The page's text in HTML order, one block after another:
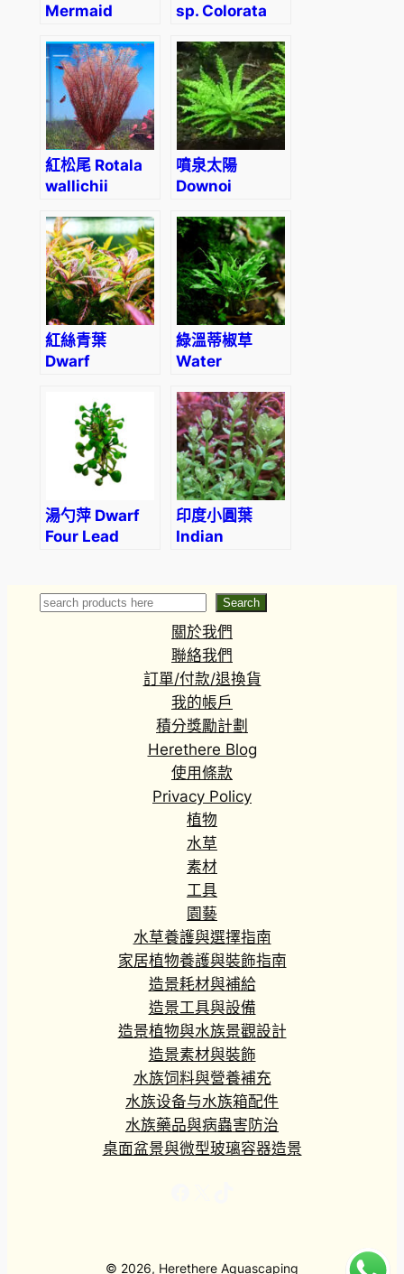
Mermaid
(Proserpinaca
palustris)
sp. Colorata
紅松尾 Rotala
wallichii
噴泉太陽
Downoi
helferi)
紅絲青葉
Dwarf
(Hygrophila
polysperma)
綠溫蒂椒草
Water
(Cryptocoryne
wendtii
‘Green’)
湯勺萍 Dwarf
Four Lead
hirsuta)
印度小圓葉
Indian
indica)
Search Search
關於我們
聯絡我們
訂單/付款/退換貨
我的帳戶
積分獎勵計劃
Herethere Blog
使用條款
Privacy Policy
植物
水草
素材
工具
園藝
水草養護與選擇指南
家居植物養護與裝飾指南
造景耗材與補給
造景工具與設備
造景植物與水族景觀設計
造景素材與裝飾
水族饲料與營養補充
水族设备与水族箱配件
水族藥品與病蟲害防治
桌面盆景與微型玻璃容器造景
© 2026, Herethere Aquascaping